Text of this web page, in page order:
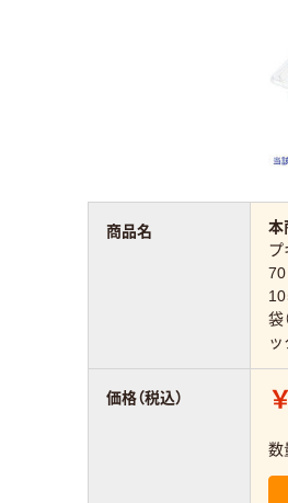
本
プ
袋
ッ
数
商品名
価格（税込）